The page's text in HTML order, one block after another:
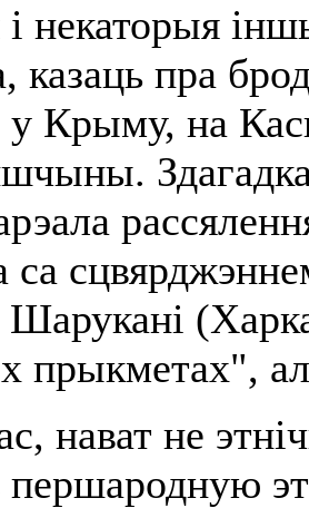
і некаторыя
казаць пра
у Крыму, на
са
прыкметах",
нават не
першародную